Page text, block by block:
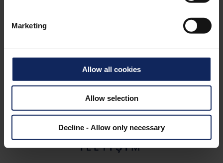
Marketing
Allow all cookies
Allow selection
Decline - Allow only necessary
ucuz bir yolu
İLETIŞIM